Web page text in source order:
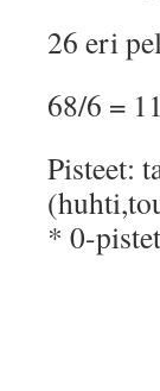
26 eri
68/6 =
Pisteet:
* 0-